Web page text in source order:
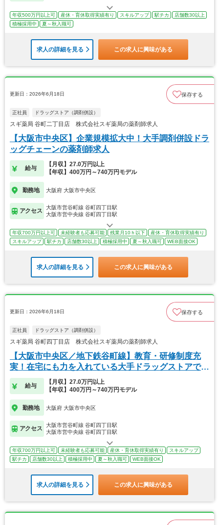
年収500万円以上可 産休・育休取得実績有り スキルアップ 駅チカ
店舗数30以上
積極採用中
夏～秋入職可
求人の詳細を見る この求人に興味がある
更新日：2026年6月18日 保存する
正社員 ドラッグストア（調剤併設）
スギ薬局 谷町二丁目店 株式会社スギ薬局の薬剤師求人
【大阪市中央区】企業規模拡大中！大手調剤併設ドラ
ッグチェーンの薬剤師求人
給与
【月収】27.0万円以上
【年収】400万円～740万円モデル
勤務地 大阪府 大阪市中央区
アクセス
大阪市営谷町線 谷町四丁目駅
大阪市営中央線 谷町四丁目駅
年収700万円以上可 未経験者も応募可能 残業月10ｈ以下
産休・育休取得実績有り
スキルアップ
駅チカ 店舗数30以上 積極採用中 夏～秋入職可 WEB面接OK
求人の詳細を見る この求人に興味がある
更新日：2026年6月18日 保存する
正社員 ドラッグストア（調剤併設）
スギ薬局 谷町四丁目店 株式会社スギ薬局の薬剤師求人
【大阪市中央区／地下鉄谷町線】教育・研修制度充
実！在宅にも力を入れている大手ドラッグストアで
す。
給与
【月収】27.0万円以上
【年収】400万円～740万円モデル
勤務地 大阪府 大阪市中央区
アクセス
大阪市営谷町線 谷町四丁目駅
大阪市営中央線 谷町四丁目駅
年収700万円以上可 未経験者も応募可能 産休・育休取得実績有り
スキルアップ
駅チカ
店舗数30以上 積極採用中 夏～秋入職可 WEB面接OK
求人の詳細を見る この求人に興味がある